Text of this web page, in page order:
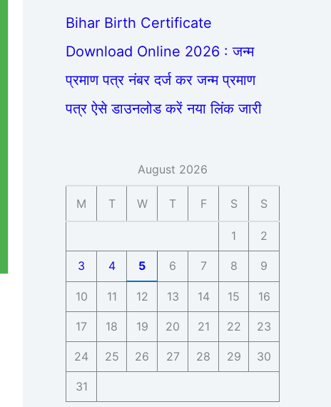
Bihar Birth Certificate
Download Online 2026 : जन्म
प्रमाण पत्र नंबर दर्ज कर जन्म प्रमाण
पत्र ऐसे डाउनलोड करें नया लिंक जारी
August 2026
M T W T F S S
1 2
3 4 5 6 7 8 9
10 11 12 13 14 15 16
17 18 19 20 21 22 23
24 25 26 27 28 29 30
31